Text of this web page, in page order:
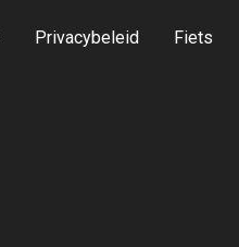
Privacybeleid Fiets